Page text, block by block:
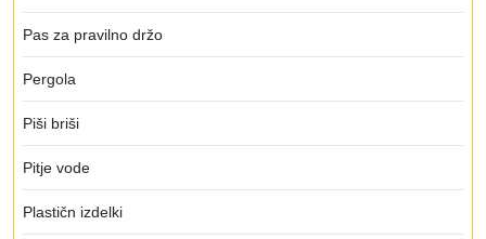
Pas za pravilno držo
Pergola
Piši briši
Pitje vode
Plastičn izdelki